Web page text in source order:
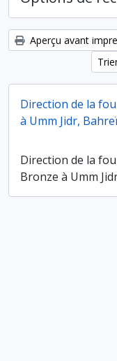
Aperçu avant
Direction de la
à Umm Jidr,
Direction de la
Bronze à Umm